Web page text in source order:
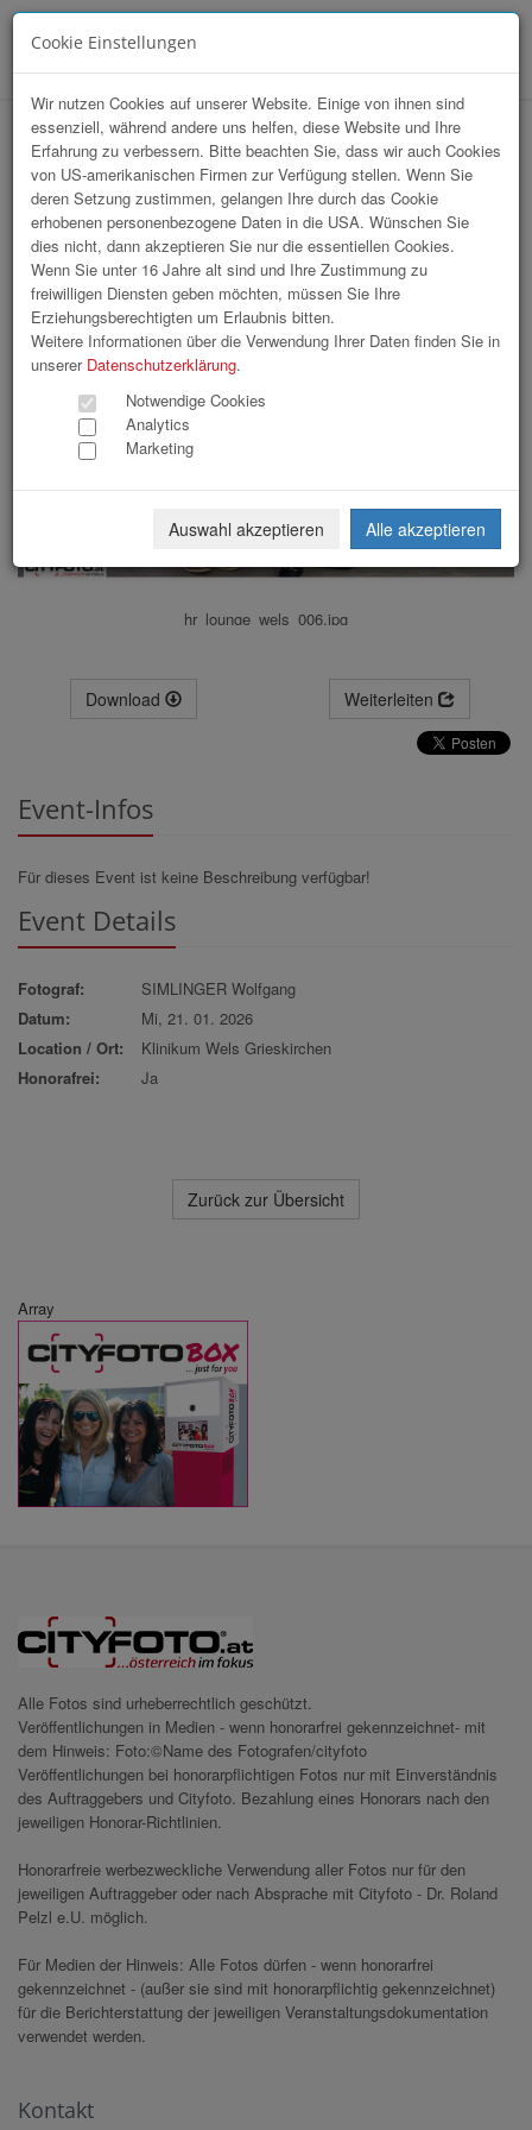
hr-lounge Mitte zu Gast bei Klinikum
Wels-Grieskirchen GmbH
hr_lounge_wels_006.jpg
Download Weiterleiten
Event-Infos
Für dieses Event ist keine Beschreibung verfügbar!
Event Details
Fotograf:
SIMLINGER Wolfgang
Datum:
Mi, 21. 01. 2026
Location / Ort:
Klinikum Wels Grieskirchen
Honorafrei:
Ja
Zurück zur Übersicht
Array
Alle Fotos sind urheberrechtlich geschützt.
Veröffentlichungen in Medien - wenn honorarfrei gekennzeichnet- mit
dem Hinweis: Foto:©Name des Fotografen/cityfoto
Veröffentlichungen bei honorarpflichtigen Fotos nur mit Einverständnis
des Auftraggebers und Cityfoto. Bezahlung eines Honorars nach den
jeweiligen Honorar-Richtlinien.
Honorarfreie werbezweckliche Verwendung aller Fotos nur für den
jeweiligen Auftraggeber oder nach Absprache mit Cityfoto - Dr. Roland
Pelzl e.U. möglich.
Für Medien der Hinweis: Alle Fotos dürfen - wenn honorarfrei
gekennzeichnet - (außer sie sind mit honorarpflichtig gekennzeichnet)
für die Berichterstattung der jeweiligen Veranstaltungsdokumentation
verwendet werden.
Kontakt
Cookie Einstellungen
Wir nutzen Cookies auf unserer Website. Einige von ihnen sind
essenziell, während andere uns helfen, diese Website und Ihre
Erfahrung zu verbessern. Bitte beachten Sie, dass wir auch Cookies
von US-amerikanischen Firmen zur Verfügung stellen. Wenn Sie
deren Setzung zustimmen, gelangen Ihre durch das Cookie
erhobenen personenbezogene Daten in die USA. Wünschen Sie
dies nicht, dann akzeptieren Sie nur die essentiellen Cookies.
Wenn Sie unter 16 Jahre alt sind und Ihre Zustimmung zu
freiwilligen Diensten geben möchten, müssen Sie Ihre
Erziehungsberechtigten um Erlaubnis bitten.
Weitere Informationen über die Verwendung Ihrer Daten finden Sie in
unserer Datenschutzerklärung.
Notwendige Cookies
Analytics
Marketing
Auswahl akzeptieren Alle akzeptieren